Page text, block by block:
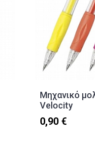
Μηχανικό
Velocity
0,90 €